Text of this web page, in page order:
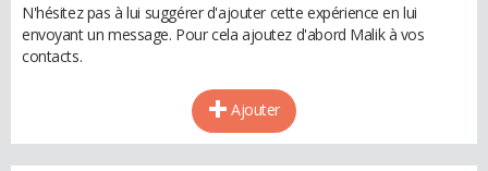
N'hésitez pas à lui suggérer d'ajouter cette expérience en lui
envoyant un message. Pour cela ajoutez d'abord Malik à vos
contacts.
Ajouter